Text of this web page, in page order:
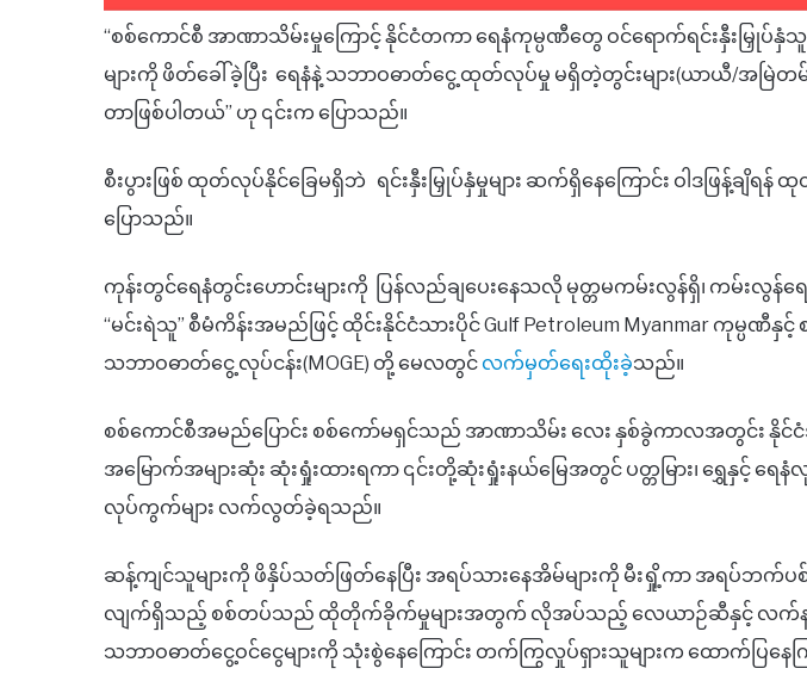
“စစ်ကောင်စီ အာဏာသိမ်းမှုကြောင့် နိုင်ငံတကာ ရေနံကုမ္ပဏီတွေ ဝင်ရောက်ရင်းနှီးမြှု
များကို ဖိတ်ခေါ်ခဲ့ပြီး ရေနံနဲ့ သဘာဝဓာတ်ငွေ့ ထုတ်လုပ်မှု မရှိတဲ့တွင်းများ(ယာယီ/အမြဲ
တာဖြစ်ပါတယ်” ဟု ၎င်းက ပြောသည်။
စီးပွားဖြစ် ထုတ်လုပ်နိုင်ခြေမရှိဘဲ ရင်းနှီးမြှုပ်နှံမှုများ ဆက်ရှိနေကြောင်း ဝါဒဖြန့်ချိရ
ပြောသည်။
ကုန်းတွင်ရေနံတွင်းဟောင်းများကို ပြန်လည်ချပေးနေသလို မုတ္တမကမ်းလွန်ရှိ၊ ကမ်း
“မင်းရဲသူ” စီမံကိန်းအမည်ဖြင့် ထိုင်းနိုင်ငံသားပိုင် Gulf Petroleum Myanmar ကုမ္ပဏီနှင့်
သဘာဝဓာတ်ငွေ့ လုပ်ငန်း(MOGE) တို့ မေလတွင်လက်မှတ်ရေးထိုးခဲ့သည်။
စစ်ကောင်စီအမည်ပြောင်း စစ်ကော်မရှင်သည် အာဏာသိမ်း လေး နှစ်ခွဲကာလအတွင်း နိုင်ငံ
အမြောက်အများဆုံး ဆုံးရှုံးထားရကာ ၎င်းတို့ဆုံးရှုံးနယ်မြေအတွင် ပတ္တမြား၊ ရွှေနှင့်
လုပ်ကွက်များ လက်လွတ်ခဲ့ရသည်။
ဆန့်ကျင်သူများကို ဖိနှိပ်သတ်ဖြတ်နေပြီး အရပ်သားနေအိမ်များကို မီးရှို့ကာ အရပ်ဘက်
လျက်ရှိသည့် စစ်တပ်သည် ထိုတိုက်ခိုက်မှုများအတွက် လိုအပ်သည့် လေယာဉ်ဆီနှင့် လက်နက်
သဘာဝဓာတ်ငွေ့ဝင်ငွေများကို သုံးစွဲနေကြောင်း တက်ကြွလှုပ်ရှားသူများက ထောက်ပြန